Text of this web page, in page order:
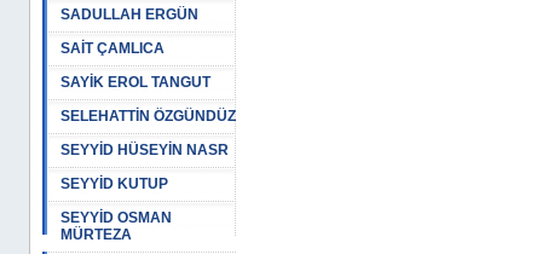
SADULLAH ERGÜN
SAİT ÇAMLICA
SAYİK EROL TANGUT
SELEHATTİN ÖZGÜNDÜZ
SEYYİD HÜSEYİN NASR
SEYYİD KUTUP
SEYYİD OSMAN
MÜRTEZA